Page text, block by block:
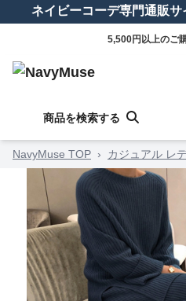
ネイビーコーデ専門通販
5,500円以上のご
商品を検索する
NavyMuse TOP › カジュアル レ